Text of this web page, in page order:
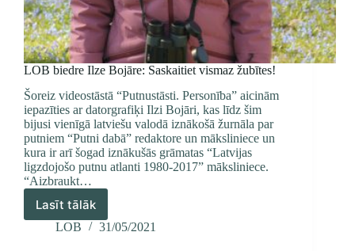
LOB biedre Ilze Bojāre: Saskaitiet vismaz žubītes!
Šoreiz videostāstā “Putnustāsti. Personība” aicinām
iepazīties ar datorgrafiķi Ilzi Bojāri, kas līdz šim
bijusi vienīgā latviešu valodā iznākošā žurnāla par
putniem “Putni dabā” redaktore un māksliniece un
kura ir arī šogad iznākušās grāmatas “Latvijas
ligzdojošo putnu atlanti 1980-2017” māksliniece.
“Aizbraukt…
Lasīt tālāk
LOB
biedre
LOB 31/05/2021